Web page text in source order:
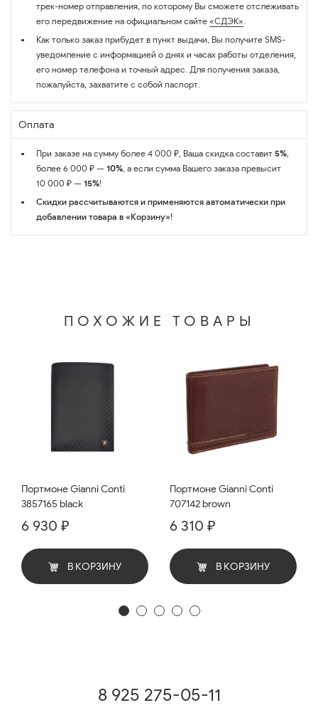
трек-номер отправления, по которому Вы сможете отслеживать
его передвижение на официальном сайте «СДЭК».
Как только заказ прибудет в пункт выдачи, Вы получите SMS-
уведомление с информацией о днях и часах работы отделения,
его номер телефона и точный адрес. Для получения заказа,
пожалуйста, захватите с собой паспорт.
Оплата
При заказе на сумму более 4 000 ₽, Ваша скидка составит 5%,
более 6 000 ₽ — 10%, а если сумма Вашего заказа превысит
10 000 ₽ — 15%!
Скидки рассчитываются и применяются автоматически при
добавлении товара в «Корзину»!
ПОХОЖИЕ ТОВАРЫ
Портмоне Gianni Conti
3857165 black
6 930 ₽
В КОРЗИНУ
Портмоне Gianni Conti
707142 brown
6 310 ₽
В КОРЗИНУ
8 925 275-05-11